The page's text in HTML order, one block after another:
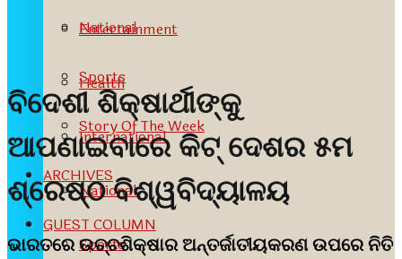
National
Sports
Story Of The Week
ARCHIVES
GUEST COLUMN
Entertainment
Health
International
National
Sports
ବିଦେଶୀ ଶିକ୍ଷାର୍ଥୀଙ୍କୁ
ଆପଣାଇବାରେ କିଟ୍‍ ଦେଶର ୫ମ
ଶ୍ରେଷ୍ଠ ବିଶ୍ୱବିଦ୍ୟାଳୟ
ଭାରତରେ ଉଚ୍ଚଶିକ୍ଷାର ଅନ୍ତର୍ଜାତୀୟକରଣ ଉପରେ ନିତି